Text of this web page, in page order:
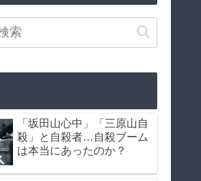
「坂田山心中」「三原山自
殺」と自殺者…自殺ブーム
は本当にあったのか？